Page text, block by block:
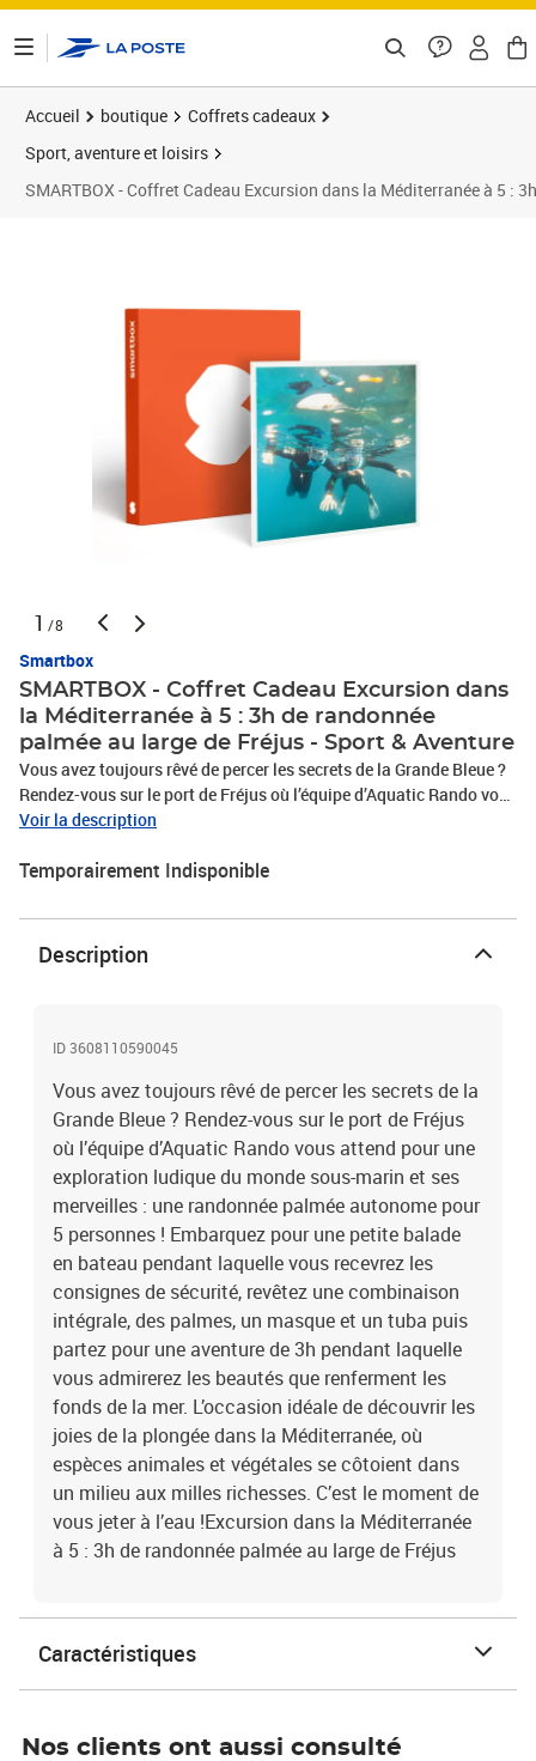
Accueil boutique
Coffrets cadeaux
Sport, aventure et loisirs
SMARTBOX - Coffret Cadeau Excursion dans la Méditerranée à 5 :
1 /8
Smartbox
SMARTBOX - Coffret Cadeau Excursion dans
la Méditerranée à 5 : 3h de randonnée
palmée au large de Fréjus - Sport & Aventure
Vous avez toujours rêvé de percer les secrets de la Grande Bleue ?
Rendez-vous sur le port de Fréjus où l’équipe d’Aquatic Rando vous
attend pour une exploration ludique du monde sous-marin et ses
Embarquez pour une petite balade en bateau pendant laquelle
intégrale, des palmes, un masque et un tuba puis partez pour une
aventure de 3h pendant laquelle vous admirerez les beautés que
renferment les fonds de la mer. L’occasion idéale de découvrir les
moment de vous jeter à l’eau !Excursion dans la Méditerranée à 5 :
Voir la description
Temporairement Indisponible
Description
ID 3608110590045
Vous avez toujours rêvé de percer les secrets de la
Grande Bleue ? Rendez-vous sur le port de Fréjus
où l’équipe d’Aquatic Rando vous attend pour une
exploration ludique du monde sous-marin et ses
merveilles : une randonnée palmée autonome pour
5 personnes ! Embarquez pour une petite balade
en bateau pendant laquelle vous recevrez les
consignes de sécurité, revêtez une combinaison
intégrale, des palmes, un masque et un tuba puis
partez pour une aventure de 3h pendant laquelle
vous admirerez les beautés que renferment les
fonds de la mer. L’occasion idéale de découvrir les
joies de la plongée dans la Méditerranée, où
espèces animales et végétales se côtoient dans
un milieu aux milles richesses. C’est le moment de
vous jeter à l’eau !Excursion dans la Méditerranée
à 5 : 3h de randonnée palmée au large de Fréjus
Caractéristiques
Nos clients ont aussi consulté